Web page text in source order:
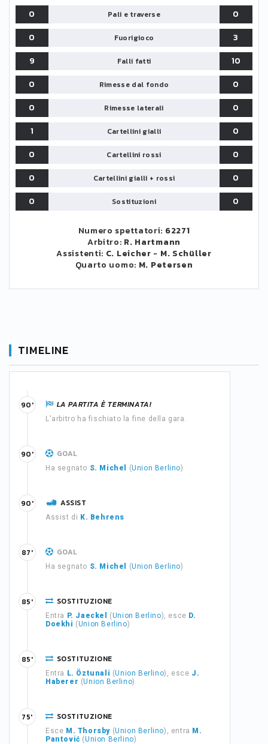
0 Pali e traverse
0
0
Fuorigioco
3
9
Falli fatti
10
0
Rimesse dal fondo
0
0
Rimesse laterali
0
1
Cartellini gialli
0
0
Cartellini rossi
0
0
Cartellini gialli + rossi
0
0
Sostituzioni 0
Numero spettatori: 62271
Arbitro: R. Hartmann
Assistenti: C. Leicher - M. Schüller
Quarto uomo: M. Petersen
TIMELINE
LA PARTITA È TERMINATA!
L'arbitro ha fischiato la fine della gara.
90'
GOAL
Ha segnato S. Michel (Union Berlino)
90'
ASSIST
Assist di K. Behrens
90'
GOAL
Ha segnato S. Michel (Union Berlino)
87'
SOSTITUZIONE
Entra P. Jaeckel (Union Berlino), esce D.
Doekhi (Union Berlino)
85'
SOSTITUZIONE
Entra L. Öztunali (Union Berlino), esce J.
Haberer (Union Berlino)
85'
SOSTITUZIONE
Esce M. Thorsby (Union Berlino), entra M.
Pantović (Union Berlino)
75'